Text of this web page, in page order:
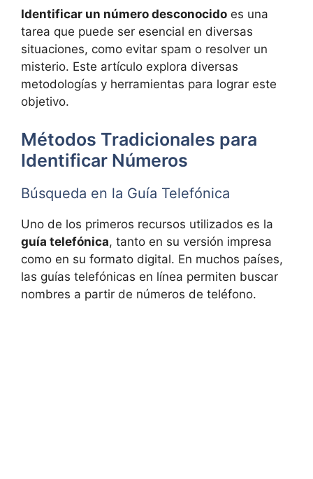
Identificar un número desconocido es una
tarea que puede ser esencial en diversas
situaciones, como evitar spam o resolver un
misterio. Este artículo explora diversas
metodologías y herramientas para lograr este
objetivo.
Métodos Tradicionales para
Identificar Números
Búsqueda en la Guía Telefónica
Uno de los primeros recursos utilizados es la
guía telefónica, tanto en su versión impresa
como en su formato digital. En muchos países,
las guías telefónicas en línea permiten buscar
nombres a partir de números de teléfono.